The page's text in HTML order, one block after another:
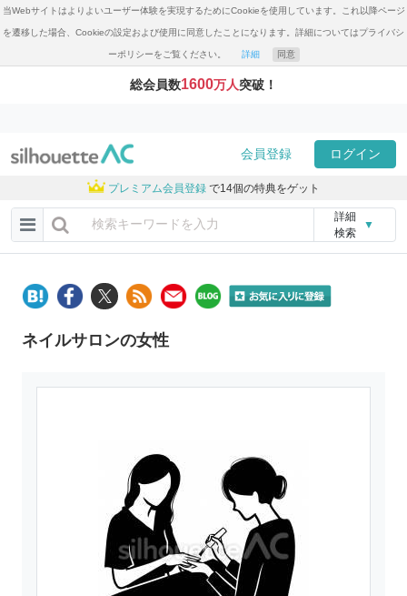
当Webサイトはよりよいユーザー体験を実現するためにCookieを使用しています。これ以降ページ
を遷移した場合、Cookieの設定および使用に同意したことになります。詳細についてはプライバシ
ーポリシーをご覧ください。 詳細 同意
総会員数1600万人突破！
会員登録 ログイン
プレミアム会員登録 で14個の特典をゲット
詳細
検索
▼
ネイルサロンの女性